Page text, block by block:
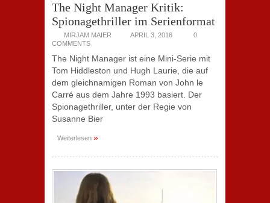
The Night Manager Kritik:
Spionagethriller im Serienformat
MIRJAM MAIER APRIL 3, 2016
0
COMMENTS
The Night Manager ist eine Mini-Serie mit
Tom Hiddleston und Hugh Laurie, die auf
dem gleichnamigen Roman von John le
Carré aus dem Jahre 1993 basiert. Der
Spionagethriller, unter der Regie von
Susanne Bier
Weiterlesen »